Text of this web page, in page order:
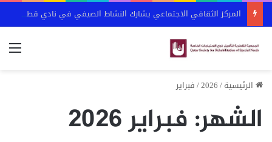
المركز الثقافي الاجتماعي يشارك النشاط الصيفي في نادي قطر الرياضي
الرئيسية/
2026
/فبراير
الشهر: فبراير 2026